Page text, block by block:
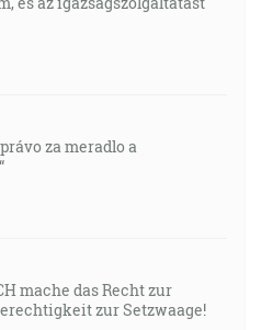
za meradlo a
mache das Recht zur
zur Setzwaage!